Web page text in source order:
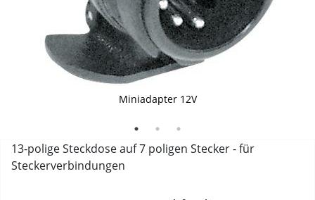
Miniadapter 12V
Miniadapter 12V; Deckel geschlossen
Miniadapter 12V
13-polige Steckdose auf 7 poligen Stecker - für
Steckerverbindungen